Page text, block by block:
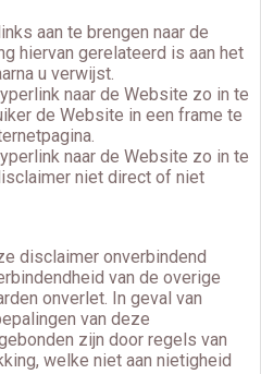
aan te brengen naar de
hiervan gerelateerd is aan het
u verwijst.
naar de Website zo in te
de Website in een frame te
naar de Website zo in te
niet direct of niet
disclaimer onverbindend
van de overige
onverlet. In geval van
van deze
zijn door regels van
welke niet aan nietigheid